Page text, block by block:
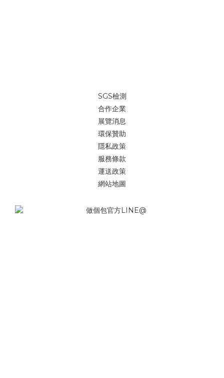
SGS檢測
合作企業
展覽消息
環保贊助
隱私政策
服務條款
運送政策
網站地圖